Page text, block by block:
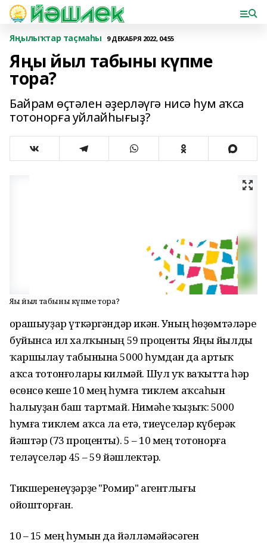
Яңылыҡтар таҫмаһы 9 ДЕКАБРЯ 2022, 04:55
Яңы йыл табыны күпме
тора?
Байрам өҫтәлен әҙерләүгә нисә һум аҡса
тотонорға уйлайһығыҙ?
Яңы йыл табыны күпме тора?
Һорашыуҙар үткәргәндәр икән. Уның һөҙөмтәләре
буйынса ил халҡының 59 проценты Яңы йылды
ҡаршылау табынына 5000 һумдан да артыҡ
аҡса тотонғолары килмәй. Шул уҡ ваҡытта һәр
өсөнсө кеше 10 мең һумға тиклем аҡсаһын
һалыуҙан баш тартмай. Нимәһе ҡыҙыҡ: 5000
һумға тиклем аҡса ла етә, тиеүселәр күберәк
йәштәр (73 проценты). 5 – 10 мең тотонорға
теләүселәр 45 – 59 йәшлектәр.
Тикшеренеүҙәрҙе "Ромир" агентлығы
ойошторған.
10 – 15 мең һумын да йәлләмәйәсәген